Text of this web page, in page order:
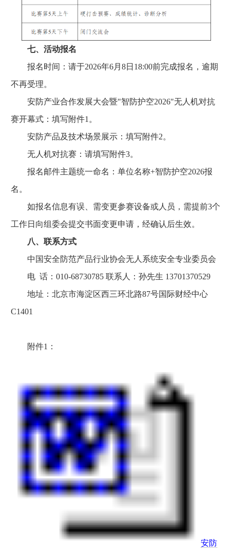
七、活动报名
报名时间：请于2026年6月8日18:00前完成报名，逾期
不再受理。
安防产业合作发展大会暨"智防护空2026"无人机对抗
赛开幕式：填写附件1。
安防产品及技术场景展示：填写附件2。
无人机对抗赛：请填写附件3。
报名邮件主题统一命名：单位名称+智防护空2026报
名。
如报名信息有误、需变更参赛设备或人员，需提前3个
工作日向组委会提交书面变更申请，经确认后生效。
八、联系方式
中国安全防范产品行业协会无人系统安全专业委员会
电 话：010-68730785 联系人：孙先生 13701370529
地址：北京市海淀区西三环北路87号国际财经中心
C1401
附件1：
安防